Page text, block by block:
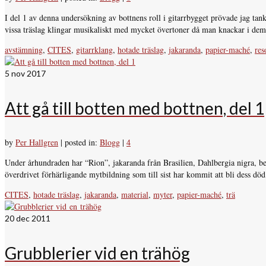
I del 1 av denna undersökning av bottnens roll i gitarrbygget prövade jag
vissa träslag klingar musikaliskt med mycket övertoner då man knackar i
avstämning, CITES, gitarrklang, hotade träslag, jakaranda, papier-maché,
5 nov 2017
Att gå till botten med bottnen, del 1
by Per Hallgren | posted in: Blogg | 4
Under århundraden har “Rion”, jakaranda från Brasilien, Dahlbergia nigra,
överdrivet förhärligande mytbildning som till sist har kommit att bli dess
CITES, hotade träslag, jakaranda, material, myter, papier-maché, trä
20dec 2011
Grubblerier vid en trähög